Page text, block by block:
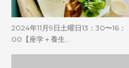
2024年11月9日土曜日13：30〜16：
00【座学＋養生…